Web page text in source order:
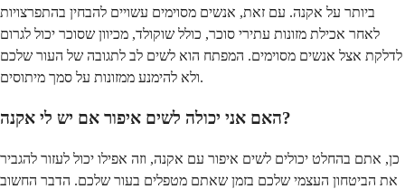
ביותר על אקנה. עם זאת, אנשים מסוימים עשויים להבחין בהתפרצויות
לאחר אכילת מזונות עתירי סוכר, כולל שוקולד, מכיוון שסוכר יכול לגרום
לדלקת אצל אנשים מסוימים. המפתח הוא לשים לב לתגובה של העור שלכם
ולא להימנע ממזונות על סמך מיתוסים.
האם אני יכולה לשים איפור אם יש לי אקנה?
כן, אתם בהחלט יכולים לשים איפור עם אקנה, וזה אפילו יכול לעזור להגביר
את הביטחון העצמי שלכם בזמן שאתם מטפלים בעור שלכם. הדבר החשוב